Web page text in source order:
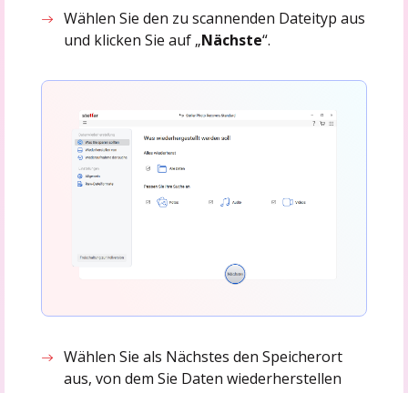
Wählen Sie den zu scannenden Dateityp aus
und klicken Sie auf „Nächste“.
Wählen Sie als Nächstes den Speicherort
aus, von dem Sie Daten wiederherstellen